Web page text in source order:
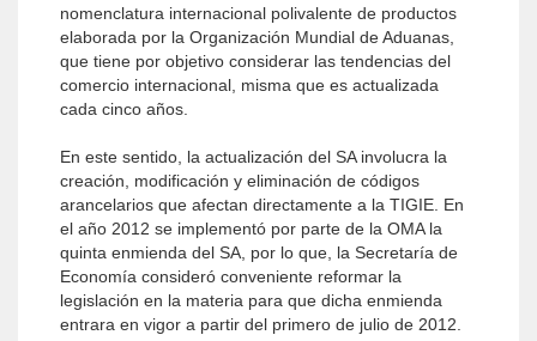
nomenclatura internacional polivalente de productos
elaborada por la Organización Mundial de Aduanas,
que tiene por objetivo considerar las tendencias del
comercio internacional, misma que es actualizada
cada cinco años.
En este sentido, la actualización del SA involucra la
creación, modificación y eliminación de códigos
arancelarios que afectan directamente a la TIGIE. En
el año 2012 se implementó por parte de la OMA la
quinta enmienda del SA, por lo que, la Secretaría de
Economía consideró conveniente reformar la
legislación en la materia para que dicha enmienda
entrara en vigor a partir del primero de julio de 2012.